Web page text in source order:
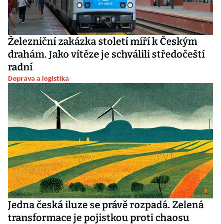
Železniční zakázka století míří k Českým
drahám. Jako vítěze je schválili středočeští
radní
Doprava a logistika
Jedna česká iluze se právě rozpadá. Zelená
transformace je pojistkou proti chaosu